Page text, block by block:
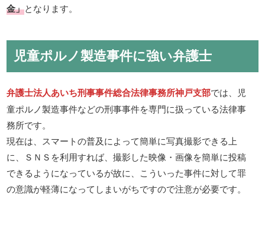
金」となります。
児童ポルノ製造事件に強い弁護士
弁護士法人あいち刑事事件総合法律事務所神戸支部では、児
童ポルノ製造事件などの刑事事件を専門に扱っている法律事
務所です。
現在は、スマートの普及によって簡単に写真撮影できる上
に、ＳＮＳを利用すれば、撮影した映像・画像を簡単に投稿
できるようになっているが故に、こういった事件に対して罪
の意識が軽薄になってしまいがちですので注意が必要です。